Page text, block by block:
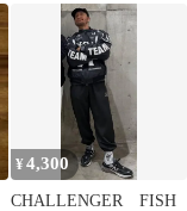
使用 ソックス
¥4,300
CHALLENGER FISH